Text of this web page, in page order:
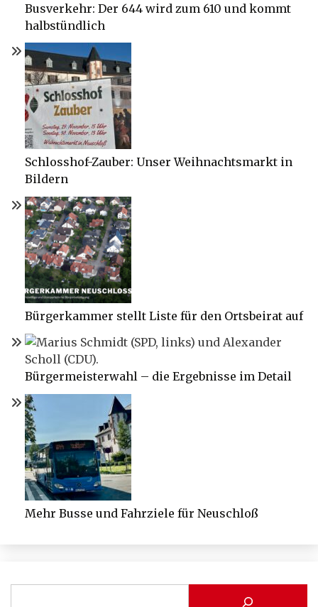
Busverkehr: Der 644 wird zum 610 und kommt
halbstündlich
Schlosshof-Zauber: Unser Weihnachtsmarkt in
Bildern
Bürgerkammer stellt Liste für den Ortsbeirat auf
Bürgermeisterwahl – die Ergebnisse im Detail
Mehr Busse und Fahrziele für Neuschloß